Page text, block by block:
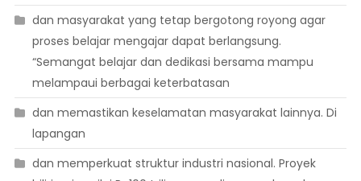
dan masyarakat yang tetap bergotong royong agar
proses belajar mengajar dapat berlangsung.
“Semangat belajar dan dedikasi bersama mampu
melampaui berbagai keterbatasan
dan memastikan keselamatan masyarakat lainnya. Di
lapangan
dan memperkuat struktur industri nasional. Proyek